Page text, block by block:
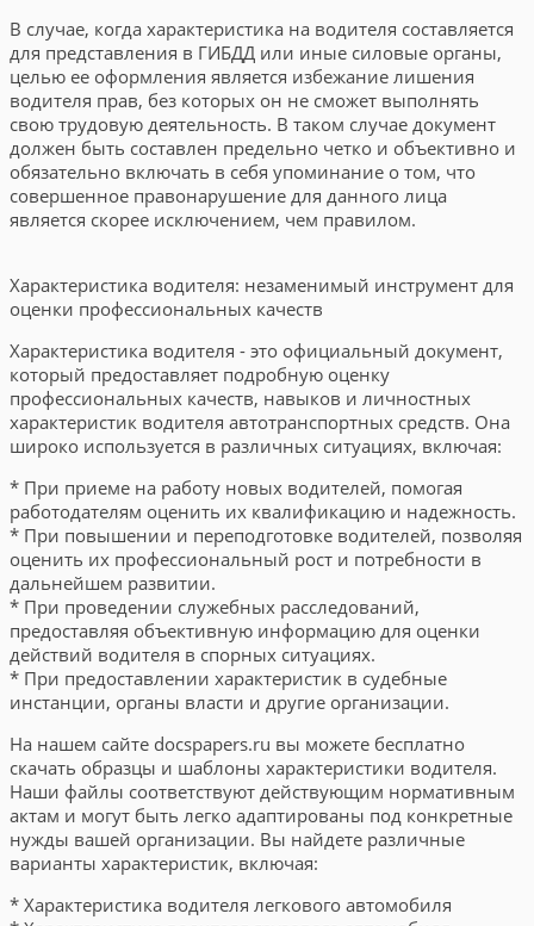
В случае, когда характеристика на водителя составляется
для представления в ГИБДД или иные силовые органы,
целью ее оформления является избежание лишения
водителя прав, без которых он не сможет выполнять
свою трудовую деятельность. В таком случае документ
должен быть составлен предельно четко и объективно и
обязательно включать в себя упоминание о том, что
совершенное правонарушение для данного лица
является скорее исключением, чем правилом.
Характеристика водителя: незаменимый инструмент для
оценки профессиональных качеств
Характеристика водителя - это официальный документ,
который предоставляет подробную оценку
профессиональных качеств, навыков и личностных
характеристик водителя автотранспортных средств. Она
широко используется в различных ситуациях, включая:
* При приеме на работу новых водителей, помогая
работодателям оценить их квалификацию и надежность.
* При повышении и переподготовке водителей, позволяя
оценить их профессиональный рост и потребности в
дальнейшем развитии.
* При проведении служебных расследований,
предоставляя объективную информацию для оценки
действий водителя в спорных ситуациях.
* При предоставлении характеристик в судебные
инстанции, органы власти и другие организации.
На нашем сайте docspapers.ru вы можете бесплатно
скачать образцы и шаблоны характеристики водителя.
Наши файлы соответствуют действующим нормативным
актам и могут быть легко адаптированы под конкретные
нужды вашей организации. Вы найдете различные
варианты характеристик, включая:
* Характеристика водителя легкового автомобиля